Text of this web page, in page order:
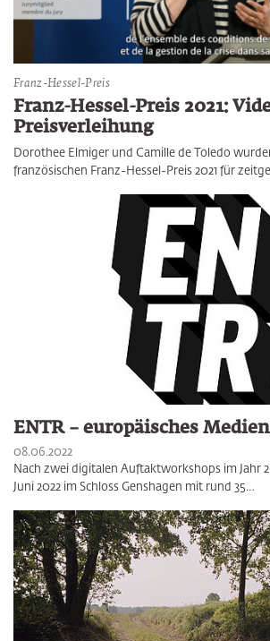
Franz-Hessel-Preis
Franz-Hessel-Preis 2021:
Preisverleihung
Dorothee Elmiger und Camille de Toledo
französischen Franz-Hessel-Preis 2021 für
ENTR – europäisches
08.06.2022
Nach zwei digitalen Auftaktworkshops im Jahr
Juni 2022 im Schloss Genshagen mit rund 35…